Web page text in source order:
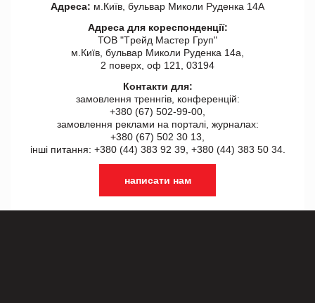
Адреса: м.Київ, бульвар Миколи Руденка 14А
Адреса для кореспонденції:
ТОВ "Tрейд Мастер Груп"
м.Київ, бульвар Миколи Руденка 14а,
2 поверх, оф 121, 03194
Контакти для:
замовлення треннгів, конференцій:
+380 (67) 502-99-00,
замовлення реклами на порталі, журналах:
+380 (67) 502 30 13,
інші питання: +380 (44) 383 92 39, +380 (44) 383 50 34.
написати нам